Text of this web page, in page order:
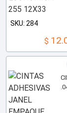
SKU: 284
$